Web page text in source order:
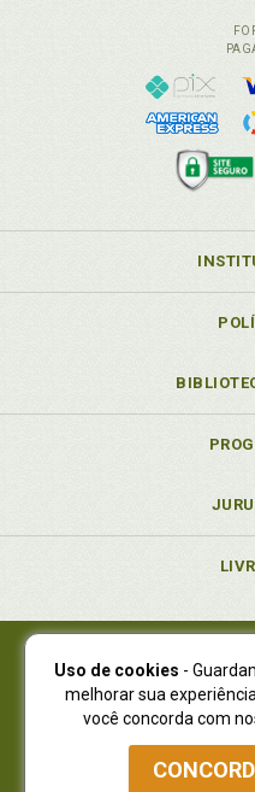
Juruá Editora Ltda.,
Juruá Informática
NOVO ENDEREÇO:R. Flávio
Curitiba -
Atendimento: (41) 4009-3900
Uso de cookies -
melhorar sua
você concorda com